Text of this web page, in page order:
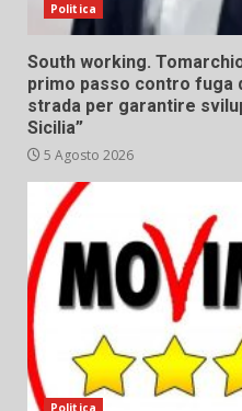
Politica
South working.
primo passo contro fuga
strada per garantire
Sicilia”
5 Agosto 2026